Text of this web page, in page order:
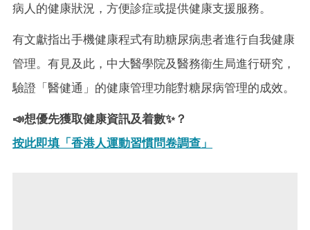
病人的健康狀況，方便診症或提供健康支援服務。
有文獻指出手機健康程式有助糖尿病患者進行自我健康
管理。有見及此，中大醫學院及醫務衞生局進行研究，
驗證「醫健通」的健康管理功能對糖尿病管理的成效。
📣想優先獲取健康資訊及着數✨？
按此即填「香港人運動習慣問卷調查」